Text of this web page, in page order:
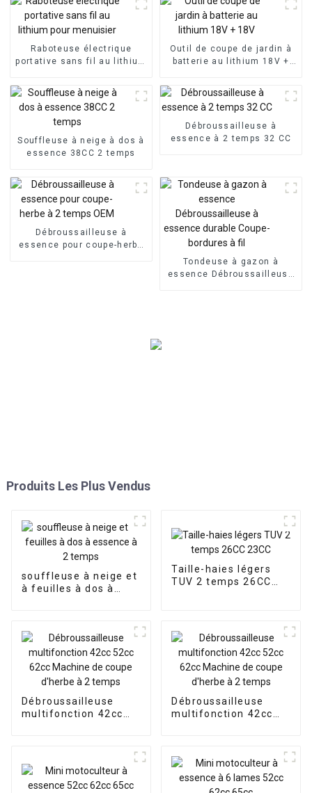
Raboteuse électrique
portative sans fil au lithium
Outil de coupe de jardin à
batterie au lithium 18V +
Souffleuse à neige à dos à
essence 38CC 2 temps
Débroussailleuse à
essence à 2 temps 32 CC
Débroussailleuse à
essence pour coupe-herbe
Tondeuse à gazon à
essence Débroussailleuse
Produits Les Plus Vendus
souffleuse à neige et
à feuilles à dos à
Taille-haies légers
TUV 2 temps 26CC
Débroussailleuse
multifonction 42cc
Débroussailleuse
multifonction 42cc